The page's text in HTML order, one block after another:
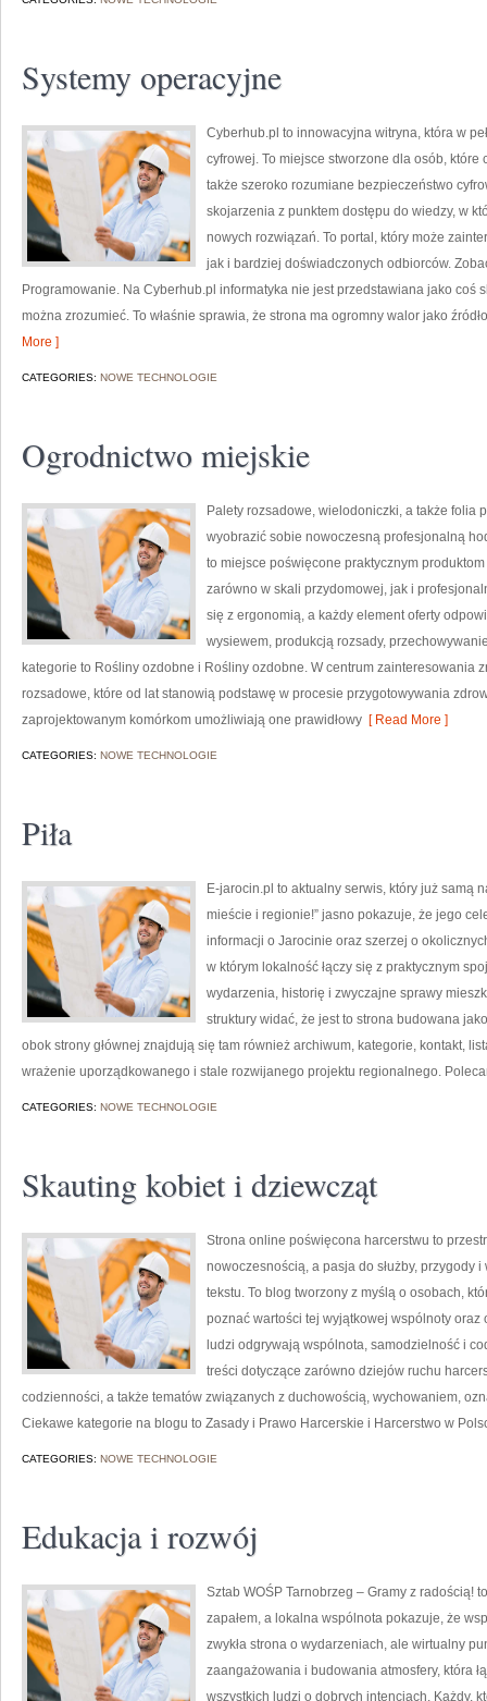
Systemy operacyjne
Cyberhub.pl to innowacyjna witryna, która w
cyfrowej. To miejsce stworzone dla osób, które
także szeroko rozumiane bezpieczeństwo
skojarzenia z punktem dostępu do wiedzy, w
nowych rozwiązań. To portal, który może
jak i bardziej doświadczonych odbiorców.
Programowanie. Na Cyberhub.pl informatyka nie jest przedstawiana jako coś
można zrozumieć. To właśnie sprawia, że strona ma ogromny walor jako
More ]
CATEGORIES: NOWE TECHNOLOGIE
Ogrodnictwo miejskie
Palety rozsadowe, wielodoniczki, a także folia
wyobrazić sobie nowoczesną profesjonalną
to miejsce poświęcone praktycznym
zarówno w skali przydomowej, jak i
się z ergonomią, a każdy element oferty
wysiewem, produkcją rozsady,
kategorie to Rośliny ozdobne i Rośliny ozdobne. W centrum zainteresowania
rozsadowe, które od lat stanowią podstawę w procesie przygotowywania
zaprojektowanym komórkom umożliwiają one prawidłowy [ Read More ]
CATEGORIES: NOWE TECHNOLOGIE
Piła
E-jarocin.pl to aktualny serwis, który już samą
mieście i regionie!” jasno pokazuje, że jego
informacji o Jarocinie oraz szerzej o
w którym lokalność łączy się z praktycznym
wydarzenia, historię i zwyczajne sprawy
struktury widać, że jest to strona budowana
obok strony głównej znajdują się tam również archiwum, kategorie, kontakt,
wrażenie uporządkowanego i stale rozwijanego projektu regionalnego.
CATEGORIES: NOWE TECHNOLOGIE
Skauting kobiet i dziewcząt
Strona online poświęcona harcerstwu to
nowoczesnością, a pasja do służby, przygody
tekstu. To blog tworzony z myślą o osobach,
poznać wartości tej wyjątkowej wspólnoty oraz
ludzi odgrywają wspólnota, samodzielność i
treści dotyczące zarówno dziejów ruchu
codzienności, a także tematów związanych z duchowością, wychowaniem,
Ciekawe kategorie na blogu to Zasady i Prawo Harcerskie i Harcerstwo w
CATEGORIES: NOWE TECHNOLOGIE
Edukacja i rozwój
Sztab WOŚP Tarnobrzeg – Gramy z radością!
zapałem, a lokalna wspólnota pokazuje, że
zwykła strona o wydarzeniach, ale wirtualny
zaangażowania i budowania atmosfery, która
wszystkich ludzi o dobrych intencjach. Każdy,